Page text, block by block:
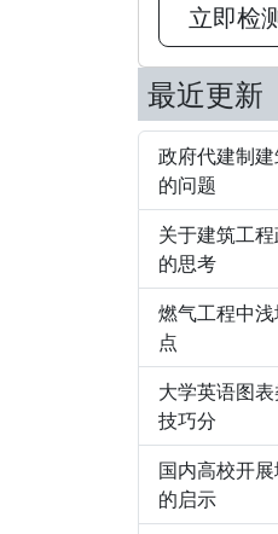
立即检
最近更新
政府代建制
的问题
关于建筑工
的思考
燃气工程中
点
大学英语图
技巧分
国内高校开
的启示